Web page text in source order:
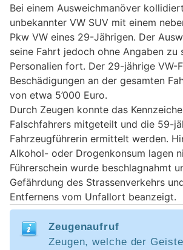
Bei einem Ausweichmanöver
unbekannter VW SUV mit einem
Pkw VW eines 29-Jährigen. Der
seine Fahrt jedoch ohne Angaben zu
Personalien fort. Der 29-jährige VW-
Beschädigungen an der gesamten
von etwa 5’000 Euro.
Durch Zeugen konnte das
Falschfahrers mitgeteilt und die 59-
Fahrzeugführerin ermittelt werden.
Alkohol- oder Drogenkonsum lagen
Führerschein wurde beschlagnahmt
Gefährdung des Strassenverkehrs
Entfernens vom Unfallort beanzeigt.
Zeugenaufruf
Zeugen, welche der